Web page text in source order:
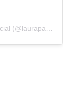
Un post condiviso da Laura Pausini Official (@laurapausini)